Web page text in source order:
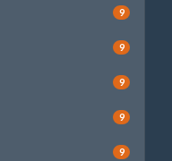
9
9
9
9
9